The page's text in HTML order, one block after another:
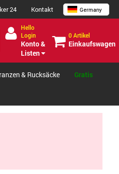
24 Kontakt Germany
Hello
Login
Konto &
Listen
0 Artikel
Einkaufswagen
& Rucksäcke Gratis